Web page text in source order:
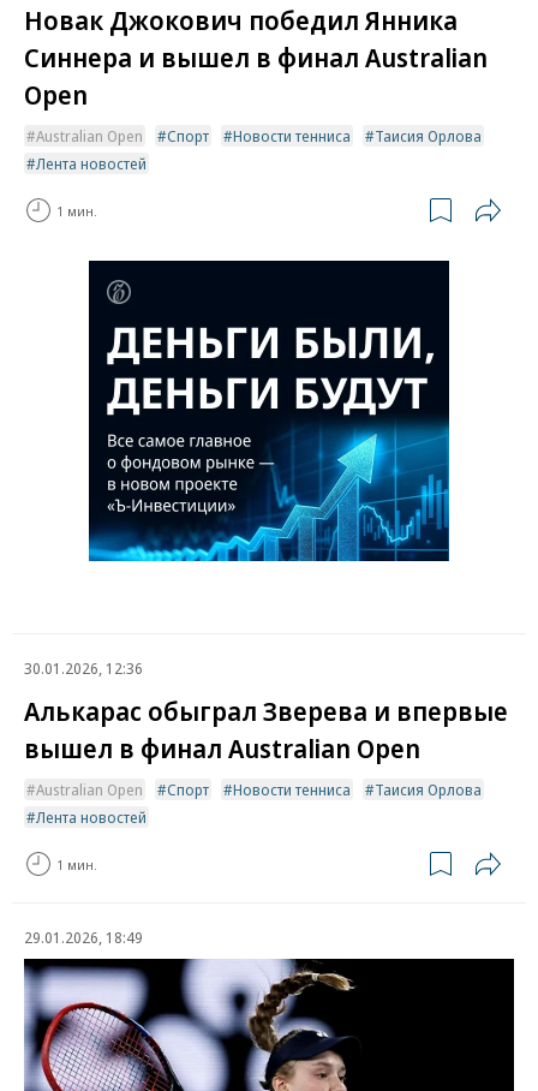
Новак Джокович победил Янника
Синнера и вышел в финал Australian
Open
Australian Open Спорт Новости тенниса
Таисия Орлова
Лента новостей
1 мин.
30.01.2026, 12:36
Алькарас обыграл Зверева и впервые
вышел в финал Australian Open
Australian Open Спорт Новости тенниса
Таисия Орлова
Лента новостей
1 мин.
29.01.2026, 18:49